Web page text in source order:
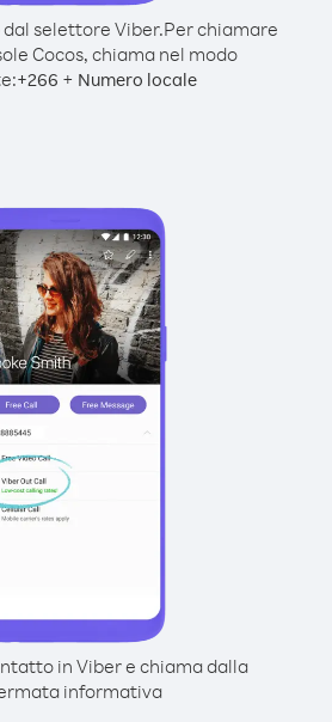
selettore Viber.Per chiamare
Cocos, chiama nel modo
+266 + Numero locale
in Viber e chiama dalla
informativa